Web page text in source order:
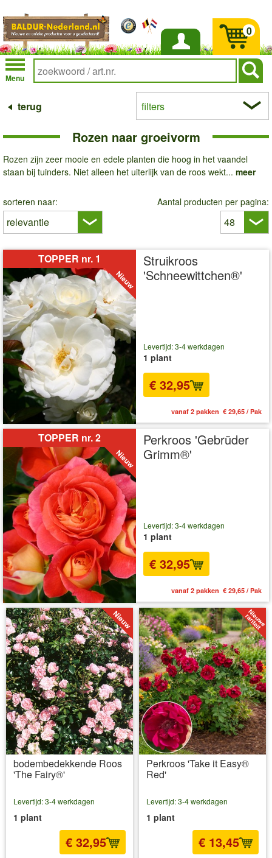
Inloggen
Menu
0
terug filters
Rozen naar groeivorm
Rozen zijn zeer mooie en edele planten die hoog in het vaandel
staan ​​bij tuinders. Niet alleen het uiterlijk van de roos wekt... meer
sorteren naar: Aantal producten per pagina:
TOPPER nr. 1
Struikroos
'Schneewittchen®'
Levertijd: 3-4 werkdagen
1 plant
€ 32,95
vanaf 2 pakken € 29,65 / Pak
TOPPER nr. 2
Perkroos 'Gebrüder
Grimm®'
Levertijd: 3-4 werkdagen
1 plant
€ 32,95
vanaf 2 pakken € 29,65 / Pak
bodembedekkende Roos
'The Fairy®'
Levertijd: 3-4 werkdagen
1 plant
€ 32,95
Perkroos 'Take it Easy®
Red'
Levertijd: 3-4 werkdagen
1 plant
€ 13,45